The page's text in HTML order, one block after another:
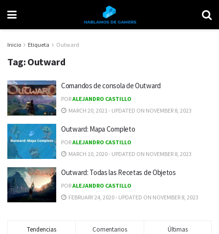
Inicio Etiqueta Outward
Tag: Outward
Comandos de consola de Outward
PORALEJANDRO CASTILLO
MARCH 20, 2021 - UPDATED ON NOVEMBER 8, 2023
Outward: Mapa Completo
PORALEJANDRO CASTILLO
MARCH 10, 2020 - UPDATED ON NOVEMBER 8, 2023
Outward: Todas las Recetas de Objetos
PORALEJANDRO CASTILLO
FEBRUARY 24, 2020 - UPDATED ON NOVEMBER 8, 2023
Tendencias Comentarios Últimas